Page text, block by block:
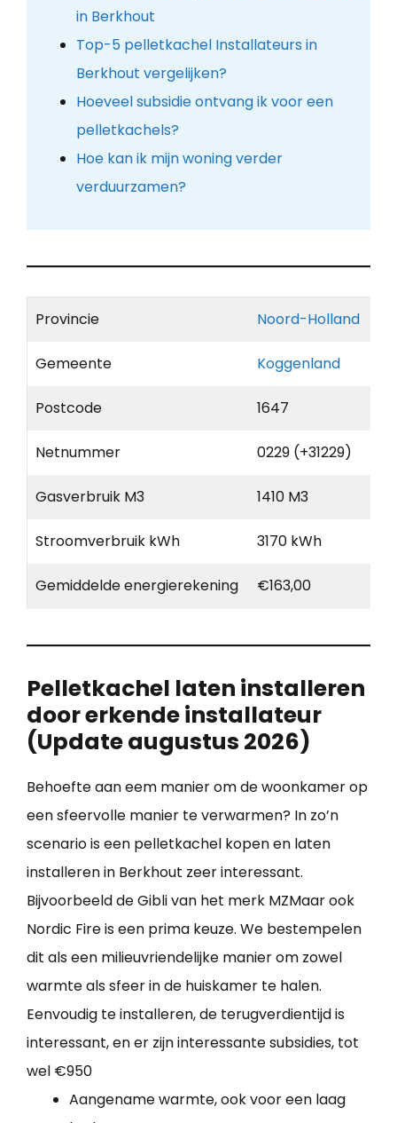
in Berkhout
Top-5 pelletkachel Installateurs in
Berkhout vergelijken?
Hoeveel subsidie ontvang ik voor een
pelletkachels?
Hoe kan ik mijn woning verder
verduurzamen?
Provincie Noord-Holland
Gemeente Koggenland
Postcode 1647
Netnummer 0229 (+31229)
Gasverbruik M3 1410 M3
Stroomverbruik kWh 3170 kWh
Gemiddelde energierekening €163,00
Pelletkachel laten installeren
door erkende installateur
(Update augustus 2026)
Behoefte aan eem manier om de woonkamer op
een sfeervolle manier te verwarmen? In zo’n
scenario is een pelletkachel kopen en laten
installeren in Berkhout zeer interessant.
Bijvoorbeeld de Gibli van het merk MZMaar ook
Nordic Fire is een prima keuze. We bestempelen
dit als een milieuvriendelijke manier om zowel
warmte als sfeer in de huiskamer te halen.
Eenvoudig te installeren, de terugverdientijd is
interessant, en er zijn interessante subsidies, tot
wel €950
Aangename warmte, ook voor een laag